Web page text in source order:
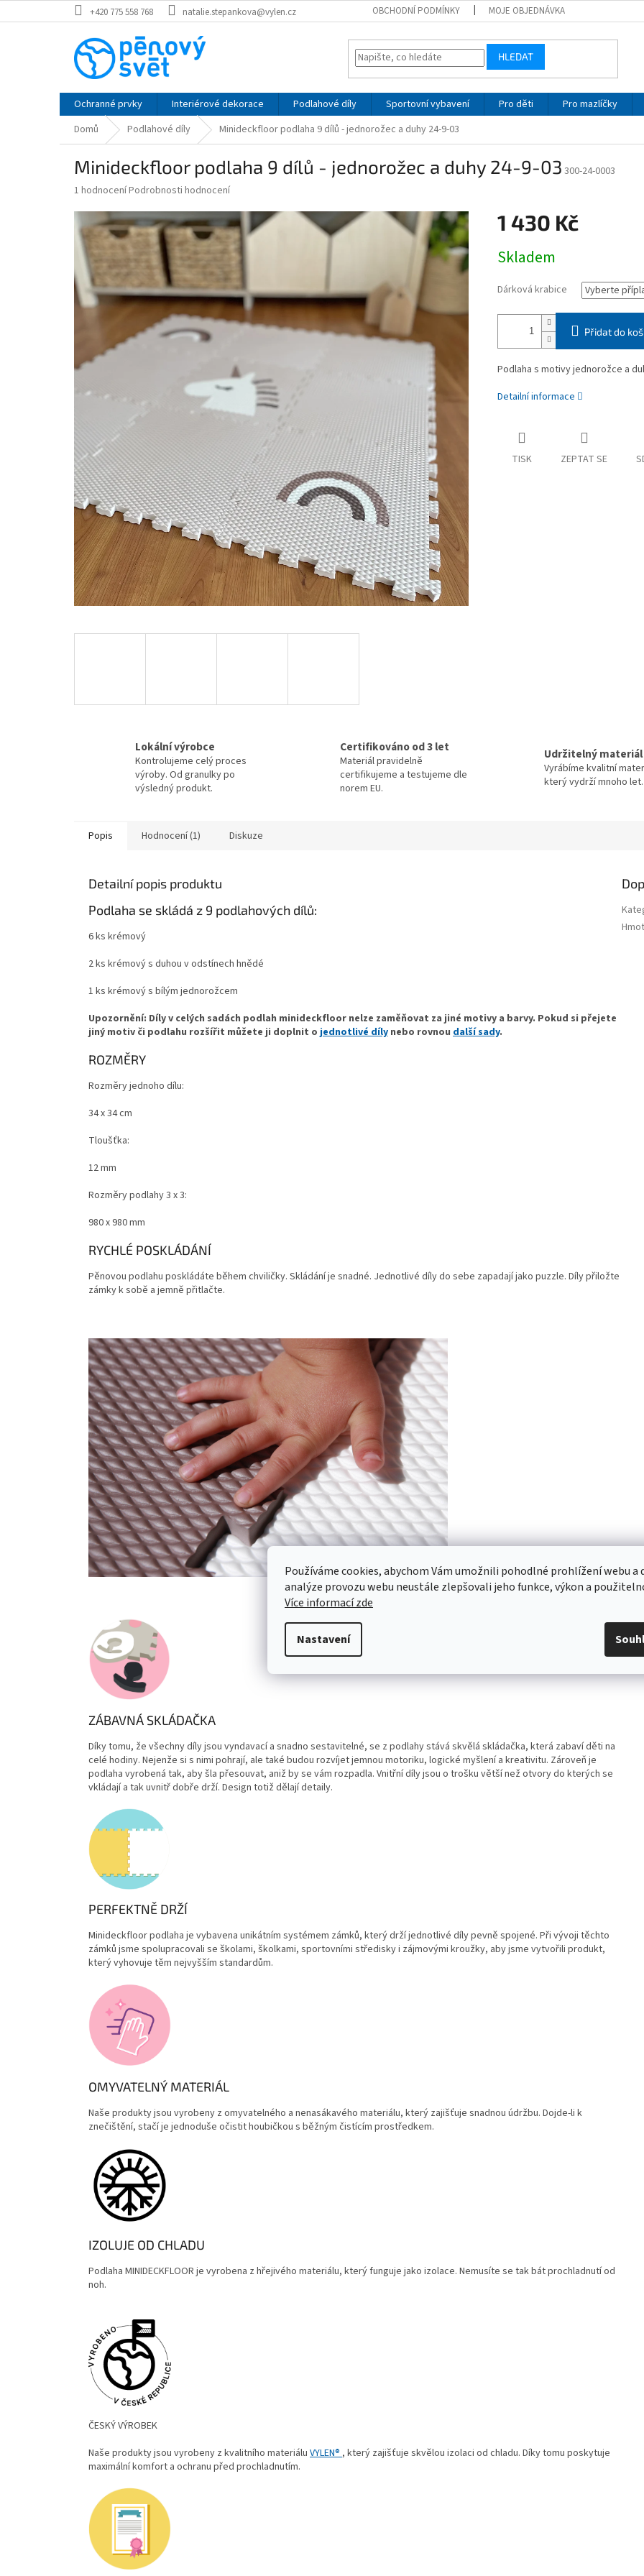
Používáme cookies, abychom Vám umožnili pohodlné prohlížení webu a
analýze provozu webu neustále zlepšovali jeho funkce, výkon a
Více informací zde
Nastavení
na
+420 775 558 768 natalie.stepankova@vylen.cz OBCHODNÍ PODMÍNKY MOJE OBJEDNÁVKA
HLEDAT
Ochranné prvky Interiérové dekorace Podlahové díly Sportovní vybavení Pro děti Pro mazlíčky
Domů
Podlahové díly Minideckfloor podlaha 9 dílů - jednorožec a duhy 24-9-03
Minideckfloor podlaha 9 dílů - jednorožec a duhy 24-9-03 300-24-0003
Průměrné
produktu
je
5,0
5
hvězdiček.
1 hodnoceníPodrobnosti hodnocení
1 430 Kč
cena:
Skladem
Dárková krabice
Přidat do
Podlaha s motivy jednorožce a
Detailní informace
TISK ZEPTAT SE
Lokální výrobce
Kontrolujeme celý proces
výroby. Od granulky po
výsledný produkt.
Certifikováno od 3 let
Materiál pravidelně
certifikujeme a testujeme dle
norem EU.
Udržitelný materiál
Vyrábíme kvalitní
který vydrží mnoho let.
Popis Hodnocení (1) Diskuze
Detailní popis produktu
Podlaha se skládá z 9 podlahových dílů:
6 ks krémový
2 ks krémový s duhou v odstínech hnědé
1 ks krémový s bílým jednorožcem
Upozornění: Díly v celých sadách podlah minideckfloor nelze zaměňovat za jiné motivy a barvy. Pokud si přejete
jiný motiv či podlahu rozšířit můžete ji doplnit ojednotlivé díly nebo rovnou další sady.
ROZMĚRY
Rozměry jednoho dílu:
34 x 34 cm
Tloušťka:
12 mm
Rozměry podlahy 3 x 3:
980 x 980 mm
RYCHLÉ POSKLÁDÁNÍ
Pěnovou podlahu poskládáte během chviličky. Skládání je snadné. Jednotlivé díly do sebe zapadají jako puzzle. Díly přiložte
zámky k sobě a jemně přitlačte.
ZÁBAVNÁ SKLÁDAČKA
Díky tomu, že všechny díly jsou vyndavací a snadno sestavitelné, se z podlahy stává skvělá skládačka, která zabaví děti na
celé hodiny. Nejenže si s nimi pohrají, ale také budou rozvíjet jemnou motoriku, logické myšlení a kreativitu. Zároveň je
podlaha vyrobená tak, aby šla přesouvat, aniž by se vám rozpadla. Vnitřní díly jsou o trošku větší než otvory do kterých se
vkládají a tak uvnitř dobře drží. Design totiž dělají detaily.
PERFEKTNĚ DRŽÍ
Minideckfloor podlaha je vybavena unikátním systémem zámků, který drží jednotlivé díly pevně spojené. Při vývoji těchto
zámků jsme spolupracovali se školami, školkami, sportovními středisky i zájmovými kroužky, abyjsme vytvořili produkt,
který vyhovuje těm nejvyšším standardům.
OMYVATELNÝ MATERIÁL
Naše produkty jsou vyrobeny z omyvatelného a nenasákavého materiálu, který zajišťuje snadnou údržbu. Dojde-li k
znečištění, stačí je jednoduše očistit houbičkou s běžným čistícím prostředkem.
IZOLUJE OD CHLADU
Podlaha MINIDECKFLOOR je vyrobena z hřejivého materiálu, který funguje jako izolace. Nemusíte se tak bát prochladnutí od
noh.
ČESKÝ VÝROBEK
Naše produkty jsou vyrobeny z kvalitního materiálu VYLEN®, který zajišťuje skvělou izolaci od chladu. Díky tomu poskytuje
maximální komfort a ochranu před prochladnutím.